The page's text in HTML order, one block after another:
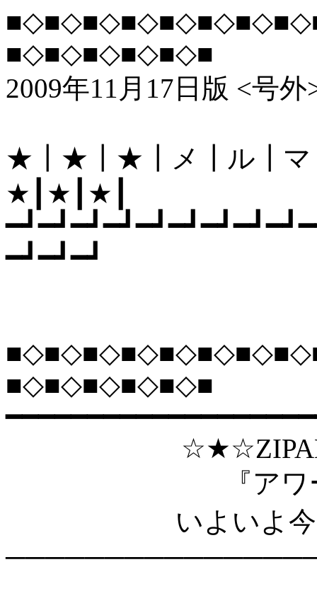
■◇■◇■◇■◇■◇■
2009年11月17日版 <号外
★┃★┃★┃メ┃ル┃マ
★┃★┃★┃
━┛━┛━┛
■◇■◇■◇■◇■◇■
☆★☆ZIPANGU
『アワー
いよいよ今週